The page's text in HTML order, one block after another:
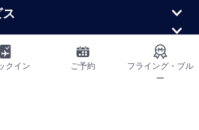
ラムと提携パートナー
について
クイン ご予約
フライング・ブル
ー